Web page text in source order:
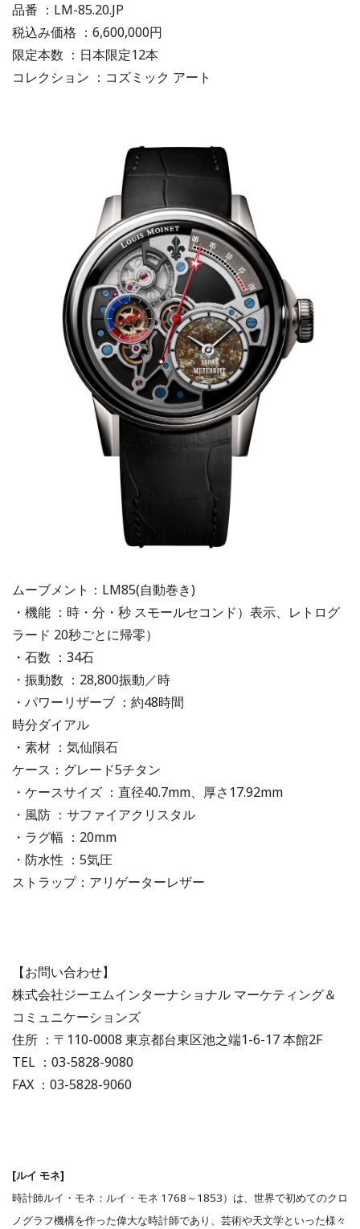
品番 ：LM-85.20.JP
税込み価格 ：6,600,000円
限定本数 ：日本限定12本
コレクション ：コズミック アート
ムーブメント：LM85(自動巻き)
・機能 ：時・分・秒 スモールセコンド）表示、レトログ
ラード 20秒ごとに帰零）
・石数 ：34石
・振動数 ：28,800振動／時
・パワーリザーブ ：約48時間
時分ダイアル
・素材 ：気仙隕石
ケース：グレード5チタン
・ケースサイズ ：直径40.7mm、厚さ17.92mm
・風防 ：サファイアクリスタル
・ラグ幅 ：20mm
・防水性 ：5気圧
ストラップ：アリゲーターレザー
【お問い合わせ】
株式会社ジーエムインターナショナル マーケティング＆
コミュニケーションズ
住所 ：〒110-0008 東京都台東区池之端1-6-17 本館2F
TEL ：03-5828-9080
FAX ：03-5828-9060
[ルイ モネ]
時計師ルイ・モネ：ルイ・モネ 1768～1853）は、世界で初めてのクロ
ノグラフ機構を作った偉大な時計師であり、芸術や天文学といった様々